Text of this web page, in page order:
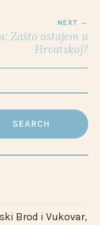
NEXT
Zašto ostajem u
Hrvatskoj?
SEARCH
Brod i Vukovar,